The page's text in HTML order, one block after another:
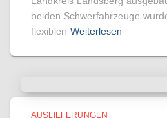
beiden Schwerfahrzeuge
flexiblen Weiterlesen
AUSLIEFERUNGEN